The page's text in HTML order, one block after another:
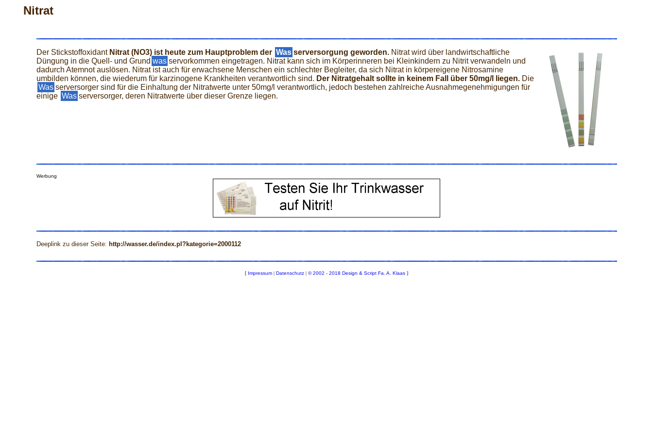
Nitrat
Der Stickstoffoxidant Nitrat (NO3) ist heute zum Hauptproblem der Was serversorgung geworden.Nitrat wird über landwirtschaftliche
Düngung in die Quell- und Grund was servorkommen eingetragen. Nitrat kann sich im Körperinneren bei Kleinkindern zu Nitrit verwandeln und
dadurch Atemnot auslösen. Nitrat ist auch für erwachsene Menschen ein schlechter Begleiter, da sich Nitrat in körpereigene Nitrosamine
umbilden können, die wiederum für karzinogene Krankheiten verantwortlich sind. Der Nitratgehalt sollte in keinem Fall über 50mg/l liegen.Die
Was serversorger sind für die Einhaltung der Nitratwerte unter 50mg/l verantwortlich, jedoch bestehen zahlreiche Ausnahmegenehmigungen für
einige Was serversorger, deren Nitratwerte über dieser Grenze liegen.
Werbung
Deeplink zu dieser Seite: http://wasser.de/index.pl?kategorie=2000112
[ Impressum | Datenschutz | © 2002 - 2018 Design & Script Fa. A. Klaas ]